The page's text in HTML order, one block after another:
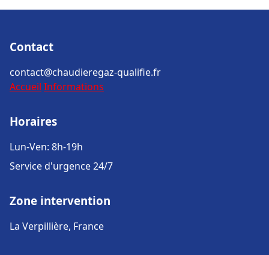
Contact
contact@chaudieregaz-qualifie.fr
Accueil Informations
Horaires
Lun-Ven: 8h-19h
Service d'urgence 24/7
Zone intervention
La Verpillière, France